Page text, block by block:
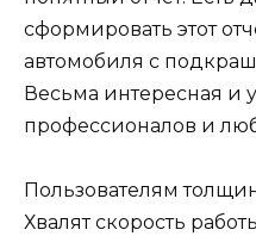
сформировать этот
автомобиля с
Весьма интересная и
профессионалов и
Пользователям
Хвалят скорость